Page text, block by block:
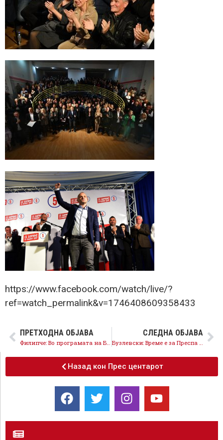
https://www.facebook.com/watch/live/?
ref=watch_permalink&v=1746408609358433
ПРЕТХОДНА ОБЈАВА СЛЕДНА ОБЈАВА
Назад кон Прес центарот